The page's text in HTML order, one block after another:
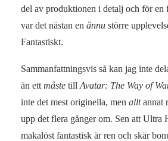
del av produktionen i detalj och för en
var det nästan en ännu större
Fantastiskt.
Sammanfattningsvis så kan jag inte
än ett måste till Avatar: The Way of
inte det mest originella, men alltannat
upp det flera gånger om. Sen att Ultra
makalöst fantastisk är ren och skär